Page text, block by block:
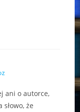
ani o autorce,
że